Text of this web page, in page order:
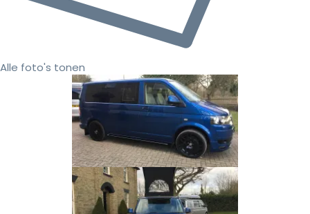
Alle foto's tonen